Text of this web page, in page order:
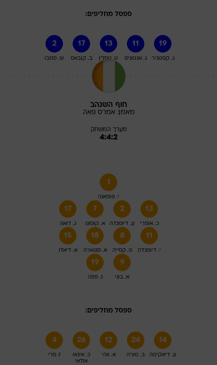
ספסל מחליפים:
2
ש. סמבו
17
ב. קובאס
13
ט. נוסלין
11
ג. אנטוניס
19
ג. קסטניר
חוף השנהב
מאמן: אמרס פאה
מערך המשחק
4:4:2
1
י. פופאנה
17
ג. דואה
7
א. קוסונו
2
ע. דיומנדה
13
כ. אופרי
15
א. דיאלו
18
א. סנגארה
8
פ. קסייה
11
י. דיומנדה
19
נ. פפה
9
א. בוני
ספסל מחליפים:
4
ז. סרי
26
כ. אינאו
אולאי
12
א. ווהי
24
ב. טורה
14
ע. דיאקיטה